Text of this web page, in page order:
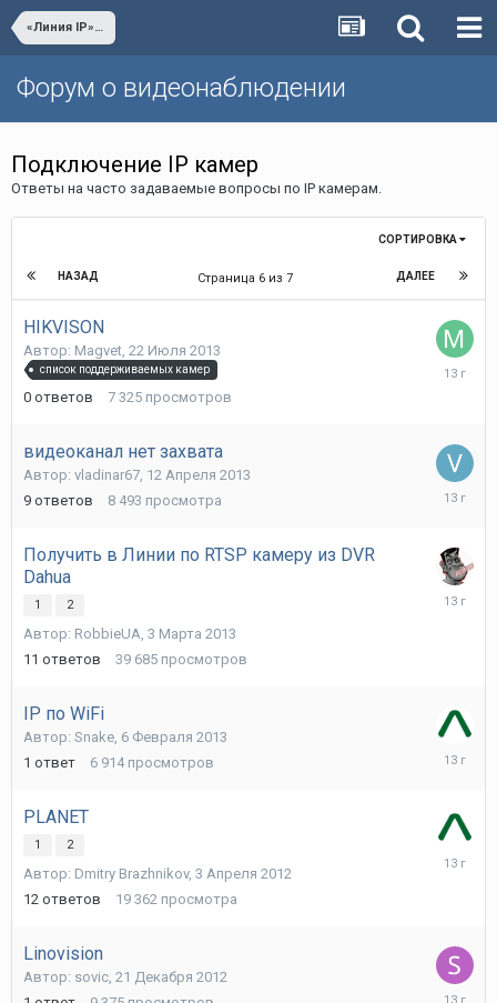
«Линия IP» Видеонаблюдение
Форум о видеонаблюдении
Подключение IP камер
Ответы на часто задаваемые вопросы по IP камерам.
СОРТИРОВКА
НАЗАД ДАЛЕЕ
Страница 6 из 7
HIKVISON
Автор: Magvet, 22 Июля 2013
список поддерживаемых камер
0 ответов 7 325 просмотров
22
видеоканал нет захвата
Автор: vladinar67 12 Апреля 2013
9 ответов 8 493 просмотра
15
Получить в Линии по RTSP камеру из DVR
Dahua
1 2
Автор: RobbieUA 3 Марта 2013
11 ответов 39 685 просмотров
IP по WiFi
Автор: Snake 6 Февраля 2013
1 ответ 6 914 просмотров
PLANET
1 2
Автор: Dmitry Brazhnikov, 3 Апреля 2012
12 ответов 19 362 просмотра
Linovision
Автор: sovic 21 Декабря 2012
21